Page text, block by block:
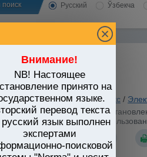
Русский Ўзбекча
Внимание!
NB! Настоящее
принято на
языке.
перевод текста
русский язык выполнен
экспертами
поисковой
энергетический комплекс /
14.06.2023 г. N 247 "Об
с